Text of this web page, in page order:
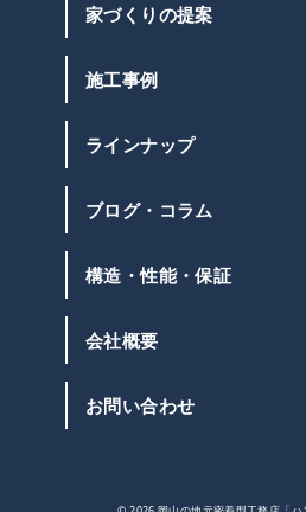
家づくりの提案
施工事例
ラインナップ
ブログ・コラム
構造・性能・保証
会社概要
お問い合わせ